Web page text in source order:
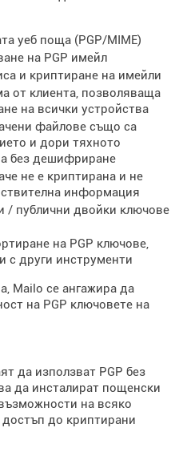
уеб поща (PGP/MIME)
на PGP имейл
и криптиране на имейли
от клиента, позволяваща
на всички устройства
файлове също са
и дори тяхното
без дешифриране
не е криптирана и не
информация
/ публични двойки ключове
на PGP ключове,
с други инструменти
Mailo се ангажира да
на PGP ключовете на
да използват PGP без
да инсталират пощенски
на всяко
до криптирани